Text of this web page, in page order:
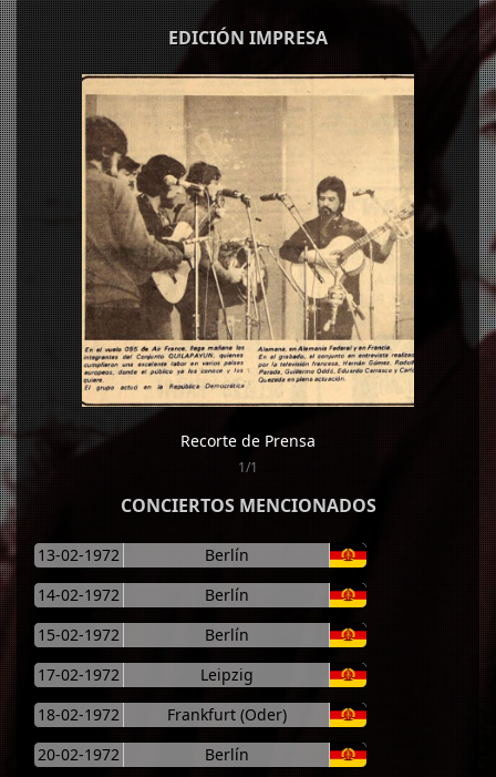
EDICIÓN IMPRESA
Recorte de Prensa
1/1
CONCIERTOS MENCIONADOS
13-02-1972
Berlín
14-02-1972
Berlín
15-02-1972
Berlín
17-02-1972
Leipzig
18-02-1972
Frankfurt (Oder)
20-02-1972
Berlín